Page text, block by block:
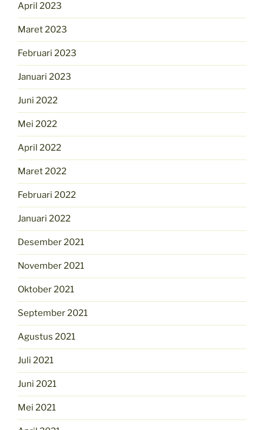
April 2023
Maret 2023
Februari 2023
Januari 2023
Juni 2022
Mei 2022
April 2022
Maret 2022
Februari 2022
Januari 2022
Desember 2021
November 2021
Oktober 2021
September 2021
Agustus 2021
Juli 2021
Juni 2021
Mei 2021